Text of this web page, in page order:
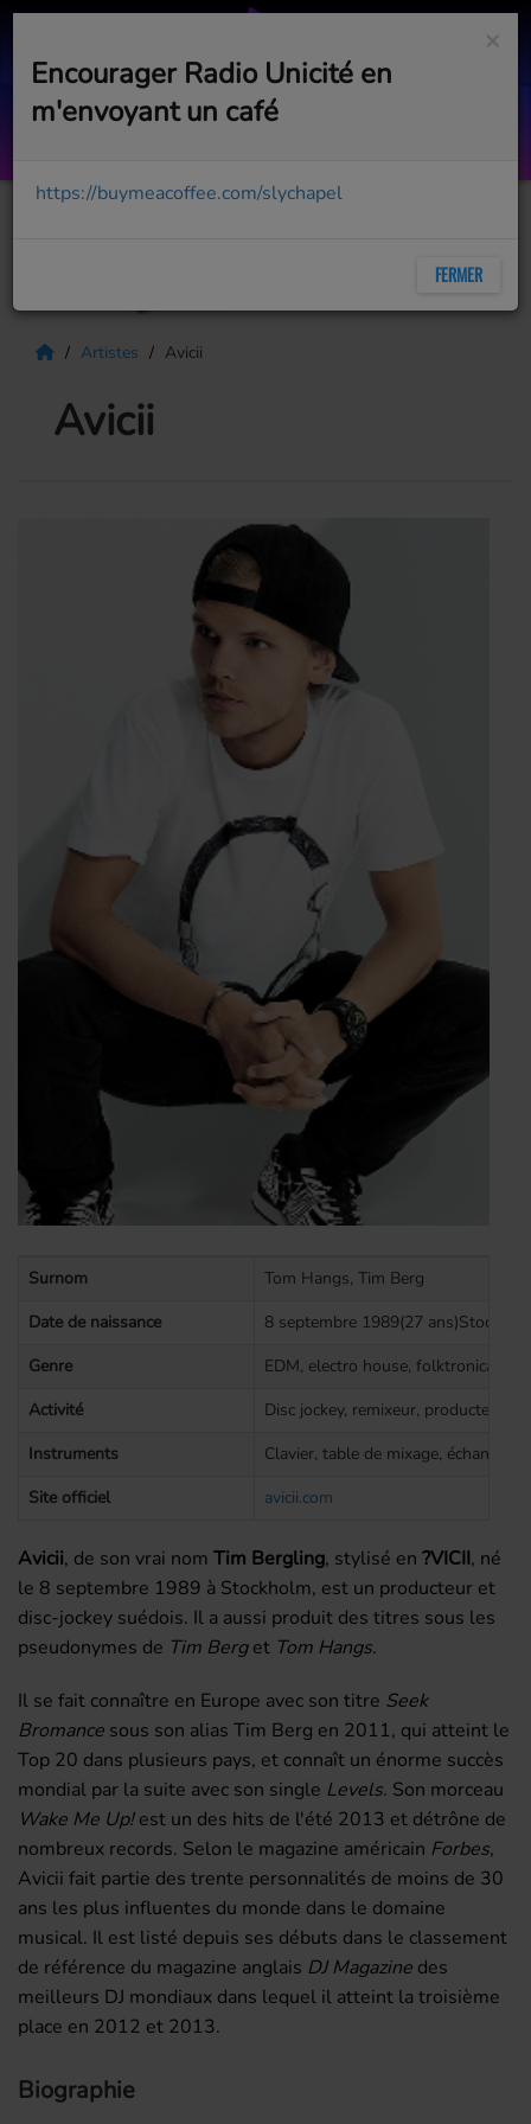
Middle Ground
Artistes Avicii
Avicii
Surnom
Tom Hangs, Tim Berg
Date de naissance
8 septembre 1989(27
Genre
EDM, electro house, folktronica,
Activité
Disc jockey, remixeur, producteur
Instruments
Clavier, table de mixage,
Site officiel
avicii.com
Avicii, de son vrai nom Tim Bergling, stylisé en ?VICII, né
le 8 septembre 1989 à Stockholm, est un producteur et
disc-jockey suédois. Il a aussi produit des titres sous les
pseudonymes de Tim Berget Tom Hangs.
Il se fait connaître en Europe avec son titre Seek
Bromance sous son alias Tim Berg en 2011, qui atteint le
Top 20 dans plusieurs pays, et connaît un énorme succès
mondial par la suite avec son single Levels. Son morceau
Wake Me Up!est un des hits de l'été 2013 et détrône de
nombreux records. Selon le magazine américain Forbes,
Avicii fait partie des trente personnalités de moins de 30
ans les plus influentes du monde dans le domaine
musical. Il est listé depuis ses débuts dans le classement
de référence du magazine anglais DJ Magazine des
meilleurs DJ mondiaux dans lequel il atteint la troisième
place en 2012 et 2013.
Biographie
×
Encourager Radio Unicité en
m'envoyant un café
https://buymeacoffee.com/slychapel
FERMER